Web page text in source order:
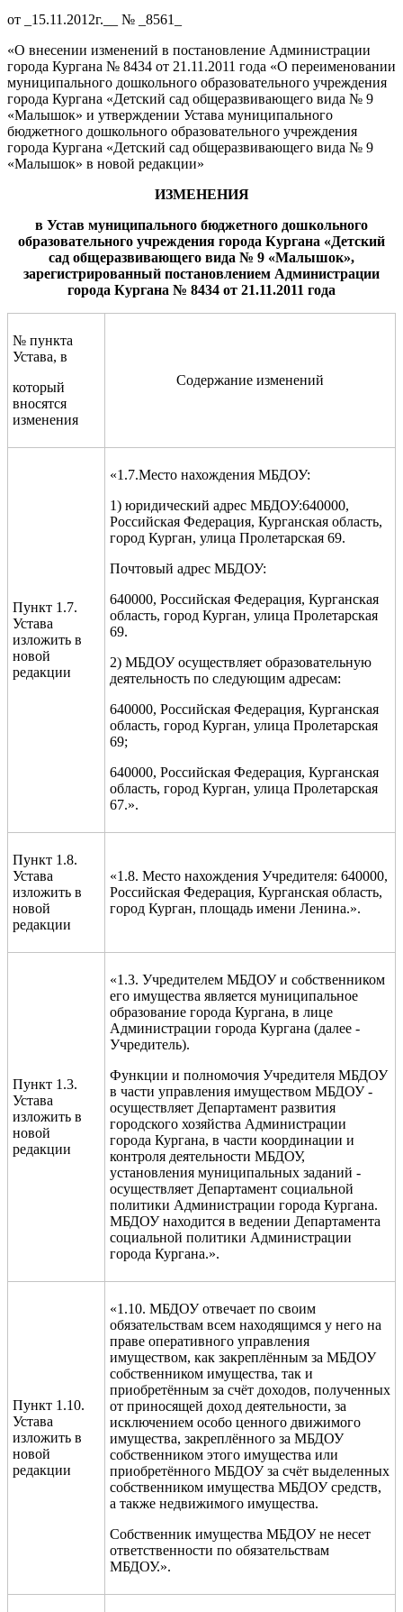
от _15.11.2012г.__ № _8561_
«О внесении изменений в постановление Администрации
города Кургана № 8434 от 21.11.2011 года «О переименовании
муниципального дошкольного образовательного учреждения
города Кургана «Детский сад общеразвивающего вида № 9
«Малышок» и утверждении Устава муниципального
бюджетного дошкольного образовательного учреждения
города Кургана «Детский сад общеразвивающего вида № 9
«Малышок» в новой редакции»
ИЗМЕНЕНИЯ
в Устав муниципального бюджетного дошкольного
образовательного учреждения города Кургана «Детский
сад общеразвивающего вида № 9 «Малышок»,
зарегистрированный постановлением Администрации
города Кургана № 8434 от 21.11.2011 года
№ пункта
Устава, в
который
вносятся
изменения
Содержание изменений
Пункт 1.7.
Устава
изложить в
новой
редакции
«1.7.Место нахождения МБДОУ:
1) юридический адрес МБДОУ:640000,
Российская Федерация, Курганская область,
город Курган, улица Пролетарская 69.
Почтовый адрес МБДОУ:
640000, Российская Федерация, Курганская
область, город Курган, улица Пролетарская
69.
2) МБДОУ осуществляет образовательную
деятельность по следующим адресам:
640000, Российская Федерация, Курганская
область, город Курган, улица Пролетарская
69;
640000, Российская Федерация, Курганская
область, город Курган, улица Пролетарская
67.».
Пункт 1.8.
Устава
изложить в
новой
редакции
«1.8. Место нахождения Учредителя: 640000,
Российская Федерация, Курганская область,
город Курган, площадь имени Ленина.».
Пункт 1.3.
Устава
изложить в
новой
редакции
«1.3. Учредителем МБДОУ и собственником
его имущества является муниципальное
образование города Кургана, в лице
Администрации города Кургана (далее -
Учредитель).
Функции и полномочия Учредителя МБДОУ
в части управления имуществом МБДОУ -
осуществляет Департамент развития
городского хозяйства Администрации
города Кургана, в части координации и
контроля деятельности МБДОУ,
установления муниципальных заданий -
осуществляет Департамент социальной
политики Администрации города Кургана.
МБДОУ находится в ведении Департамента
социальной политики Администрации
города Кургана.».
Пункт 1.10.
Устава
изложить в
новой
редакции
«1.10. МБДОУотвечает по своим
обязательствам всем находящимся у него на
праве оперативного управления
имуществом, как закреплённым за МБДОУ
собственником имущества, так и
приобретённым за счёт доходов, полученных
от приносящей доход деятельности, за
исключением особо ценного движимого
имущества, закреплённого за МБДОУ
собственником этого имущества или
приобретённого МБДОУза счёт выделенных
собственником имущества МБДОУсредств,
а также недвижимого имущества.
Собственник имущества МБДОУ не несет
ответственности по обязательствам
МБДОУ.».